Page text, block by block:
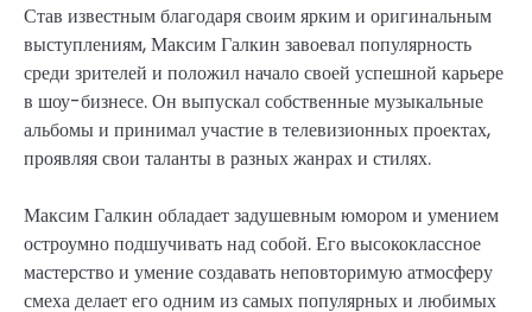
Став известным благодаря своим ярким и оригинальным
выступлениям, Максим Галкин завоевал популярность
среди зрителей и положил начало своей успешной карьере
в шоу-бизнесе. Он выпускал собственные музыкальные
альбомы и принимал участие в телевизионных проектах,
проявляя свои таланты в разных жанрах и стилях.
Максим Галкин обладает задушевным юмором и умением
остроумно подшучивать над собой. Его высококлассное
мастерство и умение создавать неповторимую атмосферу
смеха делает его одним из самых популярных и любимых